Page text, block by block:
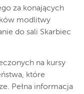
za konających
modlitwy
do sali Skarbiec
na kursy
które
Pełna informacja